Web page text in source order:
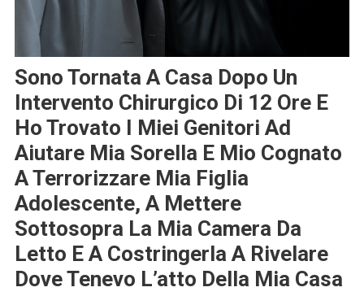
Sono Tornata A Casa Dopo Un
Intervento Chirurgico Di 12 Ore E
Ho Trovato I Miei Genitori Ad
Aiutare Mia Sorella E Mio Cognato
A Terrorizzare Mia Figlia
Adolescente, A Mettere
Sottosopra La Mia Camera Da
Letto E A Costringerla A Rivelare
Dove Tenevo L’atto Della Mia Casa